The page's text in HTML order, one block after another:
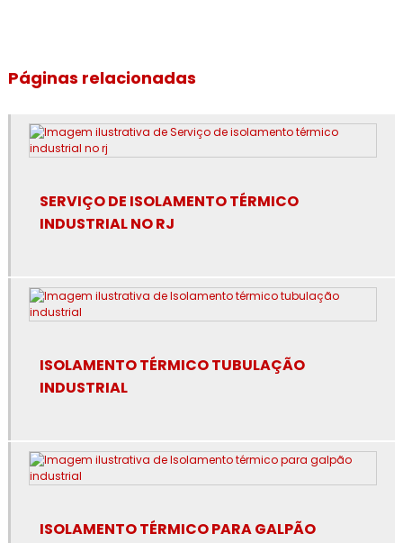
Empresa de isolamento térmico industrial no rj
Empresa de revestimento de lã de rocha
Empresa de revestimento de poliuretano
Empresa de revestimento fibra cerâmica
Empresa especialista em isolamento térmico industrial
Especialista em isolamento térmico industrial
Especialista em isolamento térmico industrial no rj
Espuma de poliuretano para isolamento térmico
Páginas relacionadas
SERVIÇO DE ISOLAMENTO TÉRMICO
INDUSTRIAL NO RJ
ISOLAMENTO TÉRMICO TUBULAÇÃO
INDUSTRIAL
ISOLAMENTO TÉRMICO PARA GALPÃO